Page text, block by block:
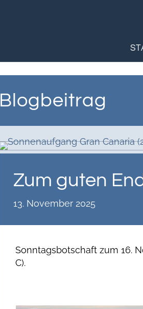
Blogbeitrag
Zum guten
13. November 2025
Sonntagsbotschaft zum 16.
C).